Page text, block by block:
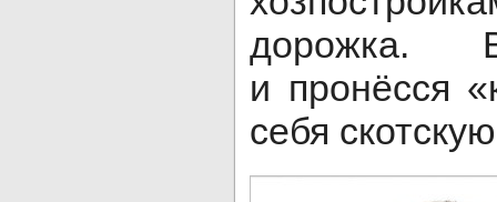
дорожка.
и пронёсся
себя